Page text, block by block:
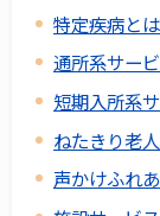
特定疾病とは
通所系サー
短期入所系
ねたきり老
声かけふれ